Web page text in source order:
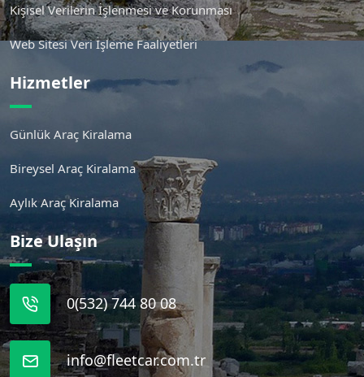
Kişisel Verilerin İşlenmesi ve Korunması
Web Sitesi Veri İşleme Faaliyetleri
Hizmetler
Günlük Araç Kiralama
Bireysel Araç Kiralama
Aylık Araç Kiralama
Bize Ulaşın
0(532) 744 80 08
info@fleetcar.com.tr